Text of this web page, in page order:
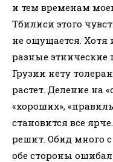
и тем временам
Тбилиси этого
не ощущается. Хотя
разные этнические
Грузии нету
растет. Деление на
«хороших»,
становится все
решит. Обид много
обе стороны